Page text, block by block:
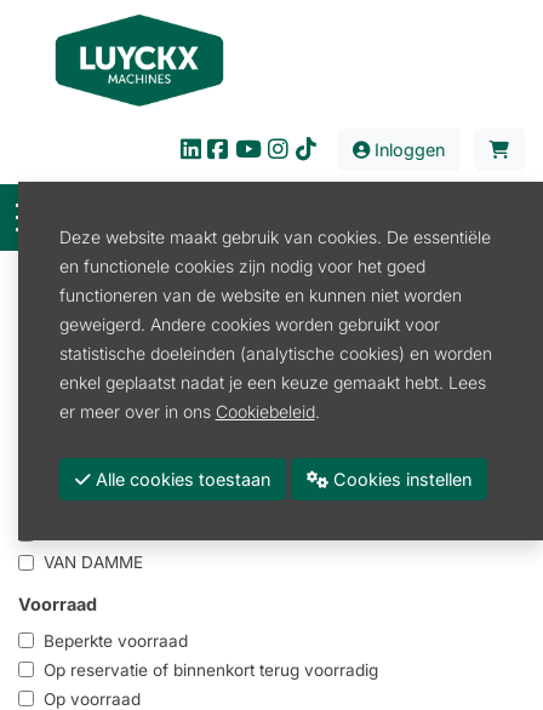
Inloggen
Filter
Verkoop
Glasreiniging
Osmose systeem
Promoties
Merk
VAN DAMME
Voorraad
Beperkte voorraad
Op reservatie of binnenkort terug voorradig
Op voorraad
Deze website maakt gebruik van cookies. De essentiële
en functionele cookies zijn nodig voor het goed
functioneren van de website en kunnen niet worden
geweigerd. Andere cookies worden gebruikt voor
statistische doeleinden (analytische cookies) en worden
enkel geplaatst nadat je een keuze gemaakt hebt. Lees
er meer over in ons Cookiebeleid.
Alle cookies toestaan Cookies instellen